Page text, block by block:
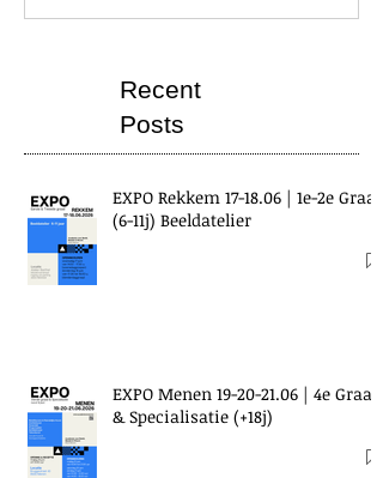
Recent
Posts
EXPO Rekkem 17-18.06 | 1e-2e Graad
(6-11j) Beeldatelier
EXPO Menen 19-20-21.06 | 4e Graad
& Specialisatie (+18j)